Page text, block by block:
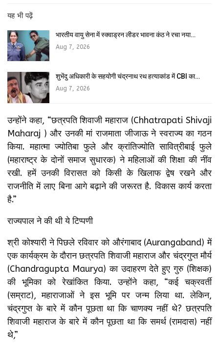
यह भी पढ़ें
भारतीय वायु सेना में स्क्वाड्रन लीडर भावना कंठ ने रचा नया…
Aug 7, 2026
शुभेंदु अधिकारी के सहयोगी चंद्रनाथ रथ हत्याकांड में CBI का…
Aug 7, 2026
उन्होंने कहा, “छत्रपति शिवाजी महाराज (Chhatrapati Shivaji
Maharaj ) और उनकी मां राजमाता जीजाऊ ने स्वराज्य का गठन
किया. महात्मा ज्योतिबा फुले और क्रांतिज्योति सावित्रीबाई फुले
(महाराष्ट्र के दोनों समाज सुधारक) ने महिलाओं की शिक्षा की नींव
रखी. हमें उनकी विरासत को किसी के खिलाफ द्वेष रखने और
राजनीति में लाए बिना आगे बढ़ाने की जरूरत है. विकास कार्य करता
है.”
राज्यपाल ने की थी ये टिप्पणी
श्री कोश्यारी ने पिछले रविवार को औरंगाबाद (Aurangaband) में
एक कार्यक्रम के दौरान छत्रपति शिवाजी महाराज और चंद्रगुप्त मौर्य
(Chandragupta Maurya) का उदाहरण देते हुए गुरु (शिक्षक)
की भूमिका को रेखांकित किया. उन्होंने कहा, “कई चक्रवर्ती
(सम्राट), महाराजाओं ने इस भूमि पर जन्म लिया था. लेकिन,
चंद्रगुप्त के बारे में कौन पूछता था कि चाणक्य नहीं थे? छत्रपति
शिवाजी महाराज के बारे में कौन पूछता था कि समर्थ (रामदास) नहीं
थे,”